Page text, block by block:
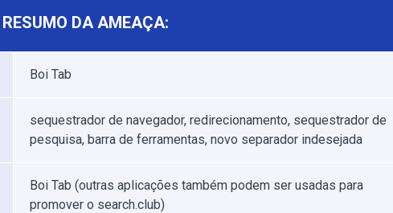
RESUMO DA AMEAÇA:
Boi Tab
sequestrador de navegador, redirecionamento, sequestrador de
pesquisa, barra de ferramentas, novo separador indesejada
Boi Tab (outras aplicações também podem ser usadas para
promover o search.club)